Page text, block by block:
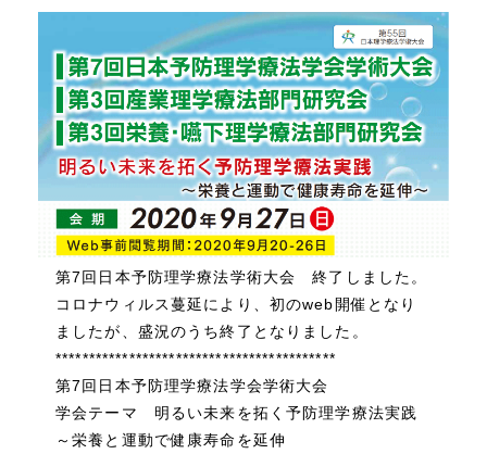
第7回日本予防理学療法学術大会 終了しました。
コロナウィルス蔓延により、初のweb開催となり
ましたが、盛況のうち終了となりました。
******************************************
第7回日本予防理学療法学会学術大会
学会テーマ 明るい未来を拓く予防理学療法実践
～栄養と運動で健康寿命を延伸